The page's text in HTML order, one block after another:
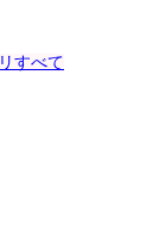
すべて